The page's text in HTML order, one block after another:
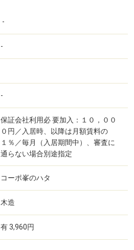
-
-
-
保証会社利用必 要加入：１０，００
０円／入居時、以降は月額賃料の
１％／毎月（入居期間中）、審査に
通らない場合別途指定
コーポ峯のハタ
木造
有 3,960円